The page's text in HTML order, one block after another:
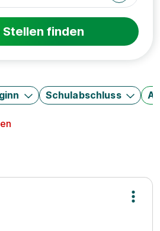
Stellen finden
Schulabschluss